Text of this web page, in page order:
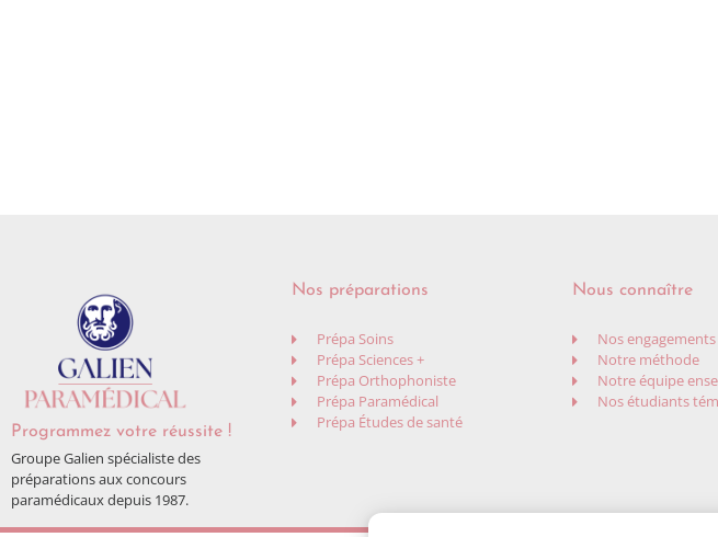
Programmez votre réussite !
Groupe Galien spécialiste des
préparations aux concours
paramédicaux depuis 1987.
Nos préparations
Prépa Soins
Prépa Sciences +
Prépa Orthophoniste
Prépa Paramédical
Prépa Études de santé
Nous connaître
Nos engagements
Notre méthode
Notre équipe
Nos étudiants